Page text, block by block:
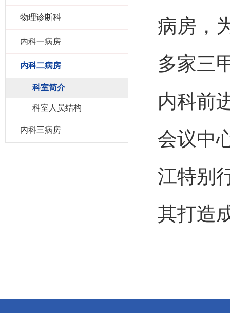
物理诊断科
内科一病房
内科二病房
科室简介
科室人员结构
内科三病房
病房，
多家三
内科前
会议中
江特别
其打造